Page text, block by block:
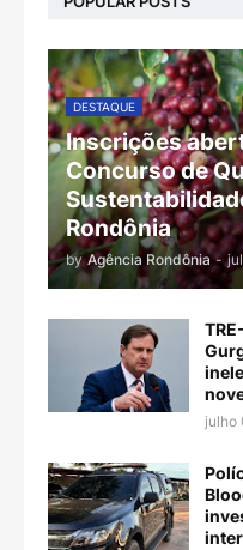
DESTAQUE
Inscrições
Concurso de
Rondônia
by Agência Rondônia -
julho